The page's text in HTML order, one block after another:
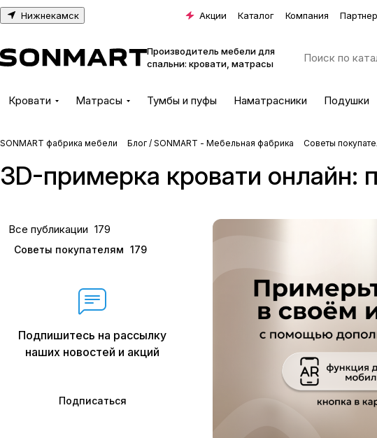
Нижнекамск Акции Каталог Компания
Производитель мебели для
спальни: кровати, матрасы
Кровати Матрасы Тумбы и пуфы Наматрасники Подушки
SONMART фабрика мебели Блог / SONMART - Мебельная фабрика Советы
3D-примерка кровати онлайн:
Все публикации 179
Советы покупателям 179
Подпишитесь на рассылку
наших новостей и акций
Подписаться